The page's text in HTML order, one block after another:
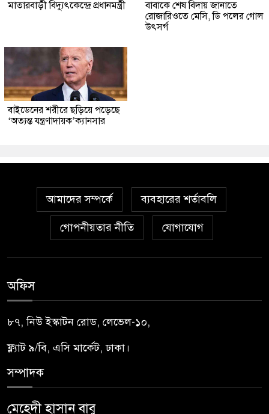
মাতারবাড়ী বিদ্যুৎকেন্দ্রে প্রধানমন্ত্রী
বাবাকে শেষ বিদায় জানাতে
রোজারিওতে মেসি, ডি পলের গোল
উৎসর্গ
বাইডেনের শরীরে ছড়িয়ে পড়েছে
‘অত্যন্ত যন্ত্রণাদায়ক’ক্যানসার
আমাদের সম্পর্কে ব্যবহারের শর্তাবলি
গোপনীয়তার নীতি যোগাযোগ
অফিস
৮৭, নিউ ইস্কাটন রোড, লেভেল-১০,
ফ্ল্যাট ৯/বি, এসি মার্কেট, ঢাকা।
সম্পাদক
মেহেদী হাসান বাবু